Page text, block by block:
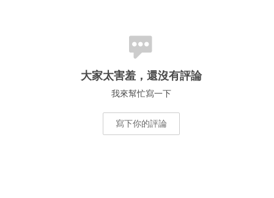
大家太害羞，還沒有評論
我來幫忙寫一下
寫下你的評論